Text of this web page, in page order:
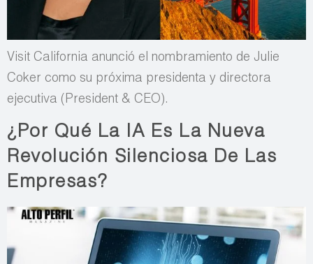
Visit California anunció el nombramiento de Julie
Coker como su próxima presidenta y directora
ejecutiva (President & CEO).
¿Por Qué La IA Es La Nueva
Revolución Silenciosa De Las
Empresas?